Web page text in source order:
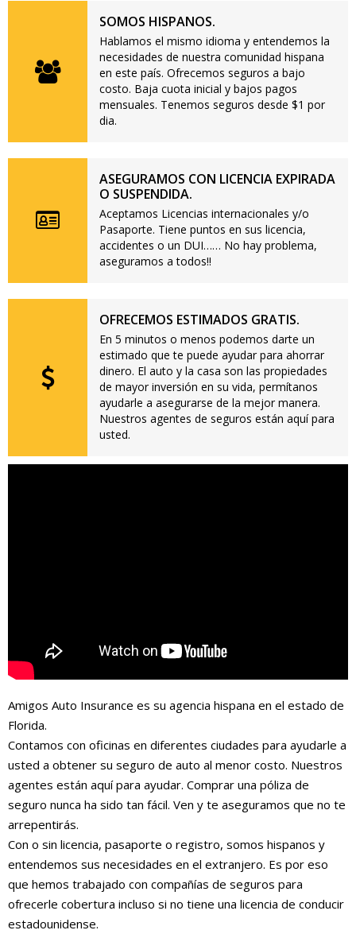
SOMOS HISPANOS.
Hablamos el mismo idioma y entendemos la
necesidades de nuestra comunidad hispana
en este país. Ofrecemos seguros a bajo
costo. Baja cuota inicial y bajos pagos
mensuales. Tenemos seguros desde $1 por
dia.
ASEGURAMOS CON LICENCIA EXPIRADA
O SUSPENDIDA.
Aceptamos Licencias internacionales y/o
Pasaporte. Tiene puntos en sus licencia,
accidentes o un DUI…… No hay problema,
aseguramos a todos!!
OFRECEMOS ESTIMADOS GRATIS.
En 5 minutos o menos podemos darte un
estimado que te puede ayudar para ahorrar
dinero. El auto y la casa son las propiedades
de mayor inversión en su vida, permítanos
ayudarle a asegurarse de la mejor manera.
Nuestros agentes de seguros están aquí para
usted.
Amigos Auto Insurance es su agencia hispana en el estado de
Florida.
Contamos con oficinas en diferentes ciudades para ayudarle a
usted a obtener su seguro de auto al menor costo. Nuestros
agentes están aquí para ayudar. Comprar una póliza de
seguro nunca ha sido tan fácil. Ven y te aseguramos que no te
arrepentirás.
Con o sin licencia, pasaporte o registro, somos hispanos y
entendemos sus necesidades en el extranjero. Es por eso
que hemos trabajado con compañías de seguros para
ofrecerle cobertura incluso si no tiene una licencia de conducir
estadounidense.